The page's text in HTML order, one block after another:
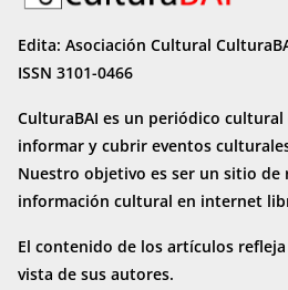
Edita: Asociación Cultural
ISSN 3101-0466
CulturaBAI es un periódico
informar y cubrir eventos
Nuestro objetivo es ser un sitio de
información cultural en internet
El contenido de los artículos
vista de sus autores.